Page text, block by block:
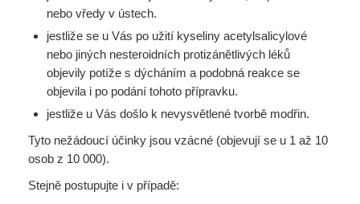
nebo vředy v ústech.
jestliže se u Vás po užití kyseliny acetylsalicylové
nebo jiných nesteroidních protizánětlivých léků
objevily potíže s dýcháním a podobná reakce se
objevila i po podání tohoto přípravku.
jestliže u Vás došlo k nevysvětlené tvorbě modřin.
Tyto nežádoucí účinky jsou vzácné (objevují se u 1 až 10
osob z 10 000).
Stejně postupujte i v případě: